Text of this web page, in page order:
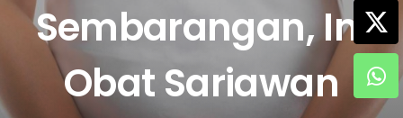
FASILITAS
ARTIKEL
Sembarangan, Ini
Obat Sariawan